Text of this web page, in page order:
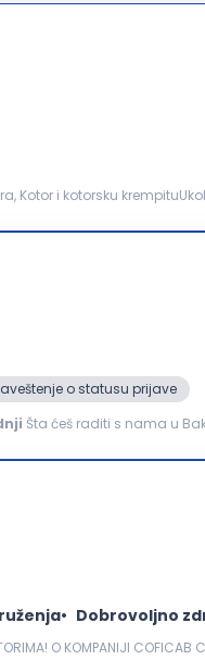
Kotor i kotorsku
o statusu prijave
Dobrovoljno
O KOMPANIJI